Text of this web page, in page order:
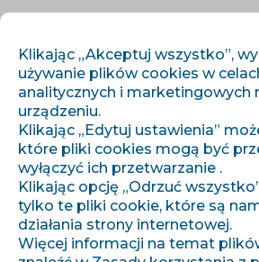
Úvod ›Artykuły i informacje›Co přináší
Klikając „Akceptuj wszystko”,
używanie plików cookies w
analitycznych i marketingowych
urządzeniu.
Klikając „Edytuj ustawienia”
które pliki cookies mogą być
wyłączyć ich przetwarzanie .
Klikając opcję „Odrzuć
tylko te pliki cookie, które są
działania strony internetowej.
Więcej informacji na temat